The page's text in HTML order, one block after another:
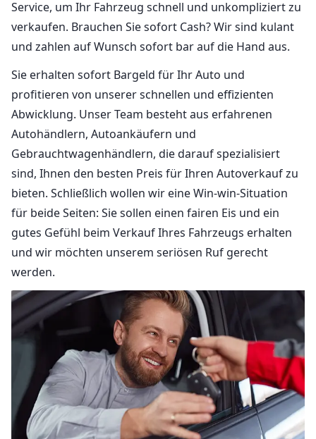
Service, um Ihr Fahrzeug schnell und unkompliziert zu
verkaufen. Brauchen Sie sofort Cash? Wir sind kulant
und zahlen auf Wunsch sofort bar auf die Hand aus.
Sie erhalten sofort Bargeld für Ihr Auto und
profitieren von unserer schnellen und effizienten
Abwicklung. Unser Team besteht aus erfahrenen
Autohändlern, Autoankäufern und
Gebrauchtwagenhändlern, die darauf spezialisiert
sind, Ihnen den besten Preis für Ihren Autoverkauf zu
bieten. Schließlich wollen wir eine Win-win-Situation
für beide Seiten: Sie sollen einen fairen Eis und ein
gutes Gefühl beim Verkauf Ihres Fahrzeugs erhalten
und wir möchten unserem seriösen Ruf gerecht
werden.